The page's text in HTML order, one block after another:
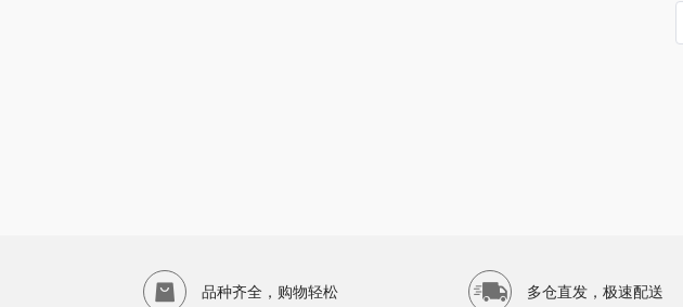
品种齐全，购物轻松 多仓直发，极速配送